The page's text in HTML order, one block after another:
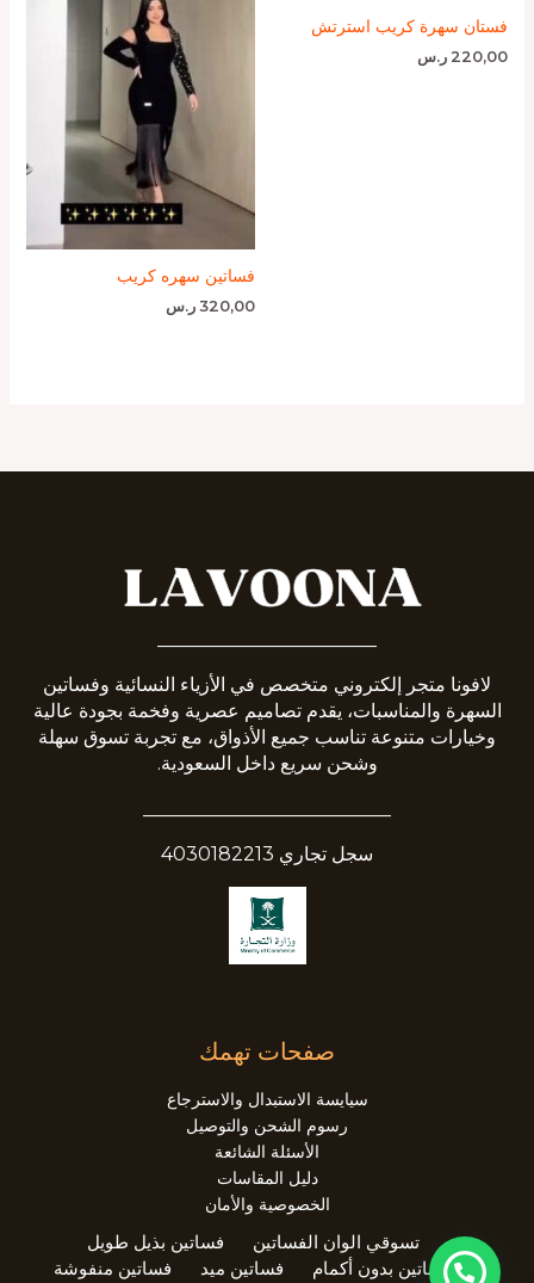
فستان سهرة كريب استرتش
220,00 ر.س
فساتين سهره كريب
320,00 ر.س
لافونا متجر إلكتروني متخصص في الأزياء النسائية وفساتين
السهرة والمناسبات، يقدم تصاميم عصرية وفخمة بجودة عالية
وخيارات متنوعة تناسب جميع الأذواق، مع تجربة تسوق سهلة
وشحن سريع داخل السعودية.
سجل تجاري 4030182213
صفحات تهمك
سيايسة الاستبدال والاسترجاع
رسوم الشحن والتوصيل
الأسئلة الشائعة
دليل المقاسات
الخصوصية والأمان
تسوقي الوان الفساتين
فساتين بذيل طويل
فساتين بدون أكمام
فساتين ميد فساتين منفوشة